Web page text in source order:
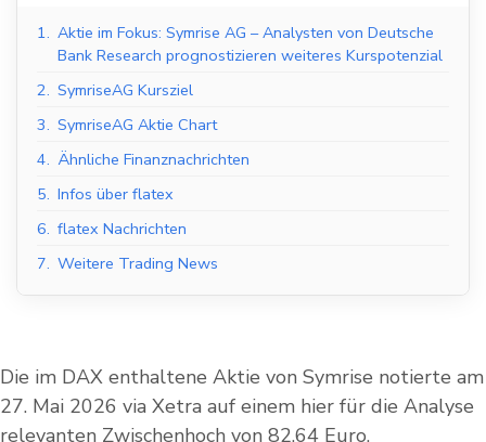
1. Aktie im Fokus: Symrise AG – Analysten von Deutsche
Bank Research prognostizieren weiteres Kurspotenzial
2. SymriseAG Kursziel
3. SymriseAG Aktie Chart
4. Ähnliche Finanznachrichten
5. Infos über flatex
6. flatex Nachrichten
7. Weitere Trading News
Die im DAX enthaltene Aktie von Symrise notierte am
27. Mai 2026 via Xetra auf einem hier für die Analyse
relevanten Zwischenhoch von 82,64 Euro.